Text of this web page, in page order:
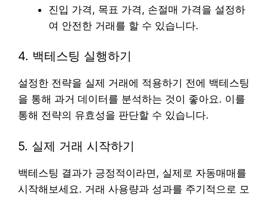
진입 가격, 목표 가격, 손절매 가격을 설정하
여 안전한 거래를 할 수 있습니다.
4. 백테스팅 실행하기
설정한 전략을 실제 거래에 적용하기 전에 백테스팅
을 통해 과거 데이터를 분석하는 것이 좋아요. 이를
통해 전략의 유효성을 판단할 수 있습니다.
5. 실제 거래 시작하기
백테스팅 결과가 긍정적이라면, 실제로 자동매매를
시작해보세요. 거래 사용량과 성과를 주기적으로 모